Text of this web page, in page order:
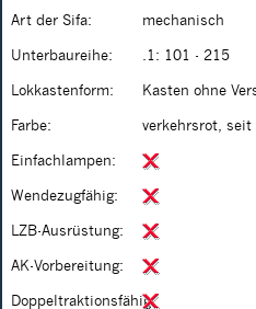
Art der Sifa: mechanisch
Unterbaureihe: .1: 101 - 215
Lokkastenform: Kasten ohne
Farbe: verkehrsrot, seit
Einfachlampen:
Wendezugfähig:
LZB-Ausrüstung:
AK-Vorbereitung:
Doppeltraktionsfähig: